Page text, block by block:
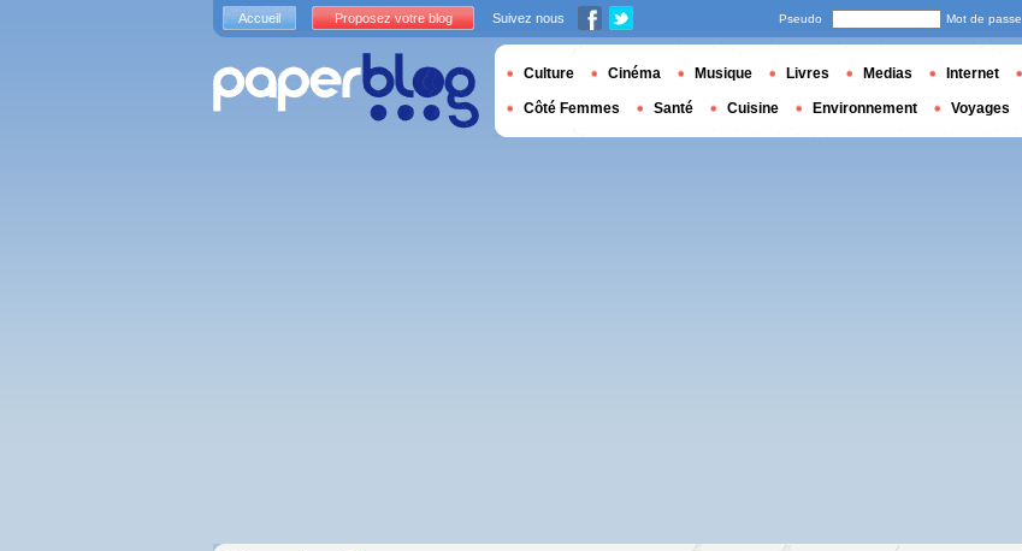
Accueil Proposez votre blog Suivez nous Pseudo Mot de passe
Culture Cinéma Musique Livres Medias Internet
Côté Femmes Santé Cuisine Environnement Voyages